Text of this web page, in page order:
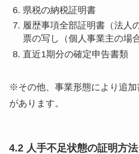
県税の納税証明書
履歴事項全部証明書（法人
票の写し（個人事業主の場合
直近1期分の確定申告書類
※その他、事業形態により追加
があります。
4.2 人手不足状態の証明方法